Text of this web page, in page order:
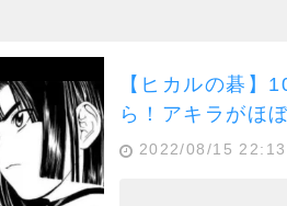
【ヒカルの碁】
ら！アキラがほ
2022/08/15 22:13